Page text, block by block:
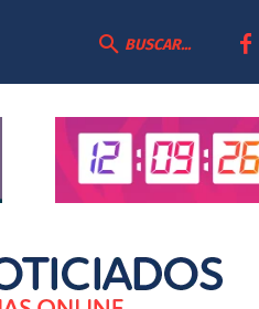
BUSCAR...